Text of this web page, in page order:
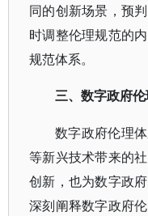
同的创新场景，预
时调整伦理规范的
规范体系。
三、数字政府
数字政府伦理
等新兴技术带来的
创新，也为数字政
深刻阐释数字政府